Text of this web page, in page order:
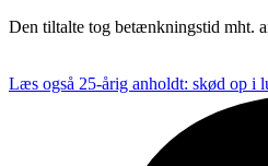
Den tiltalte tog betænkningstid mht.
Læs også 25-årig anholdt: skød op i